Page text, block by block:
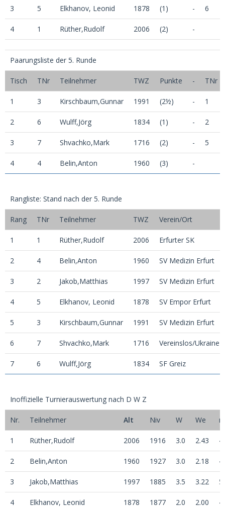
3 5 Elkhanov, Leonid 1878 (1) - 6
4 1 Rüther,Rudolf 2006 (2) -
Paarungsliste der 5. Runde
Tisch TNr Teilnehmer TWZ Punkte - TNr
1 3 Kirschbaum,Gunnar 1991 (2½) - 1
2 6 Wulff,Jörg 1834 (1) - 2
3 7 Shvachko,Mark 1716 (2) - 5
4 4 Belin,Anton 1960 (3) -
Rangliste: Stand nach der 5. Runde
Rang TNr Teilnehmer TWZ Verein/Ort
1 1 Rüther,Rudolf 2006 Erfurter SK
2 4 Belin,Anton 1960 SV Medizin Erfurt
3 2 Jakob,Matthias 1997 SV Medizin Erfurt
4 5 Elkhanov, Leonid 1878 SV Empor Erfurt
5 3 Kirschbaum,Gunnar 1991 SV Medizin Erfurt
6 7 Shvachko,Mark 1716 Vereinslos/Ukraine
7 6 Wulff,Jörg 1834 SF Greiz
Inoffizielle Turnierauswertung nach D W Z
Nr. Teilnehmer Alt Niv W We n
1 Rüther,Rudolf 2006 1916 3.0 2.43 4
2 Belin,Anton 1960 1927 3.0 2.18 4
3 Jakob,Matthias 1997 1885 3.5 3.22 5
4 Elkhanov, Leonid 1878 1877 2.0 2.00 4